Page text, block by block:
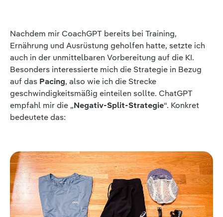
Nachdem mir CoachGPT bereits bei Training,
Ernährung und Ausrüstung geholfen hatte, setzte ich
auch in der unmittelbaren Vorbereitung auf die KI.
Besonders interessierte mich die Strategie in Bezug
auf das Pacing, also wie ich die Strecke
geschwindigkeitsmäßig einteilen sollte. ChatGPT
empfahl mir die „Negativ-Split-Strategie“. Konkret
bedeutete das: